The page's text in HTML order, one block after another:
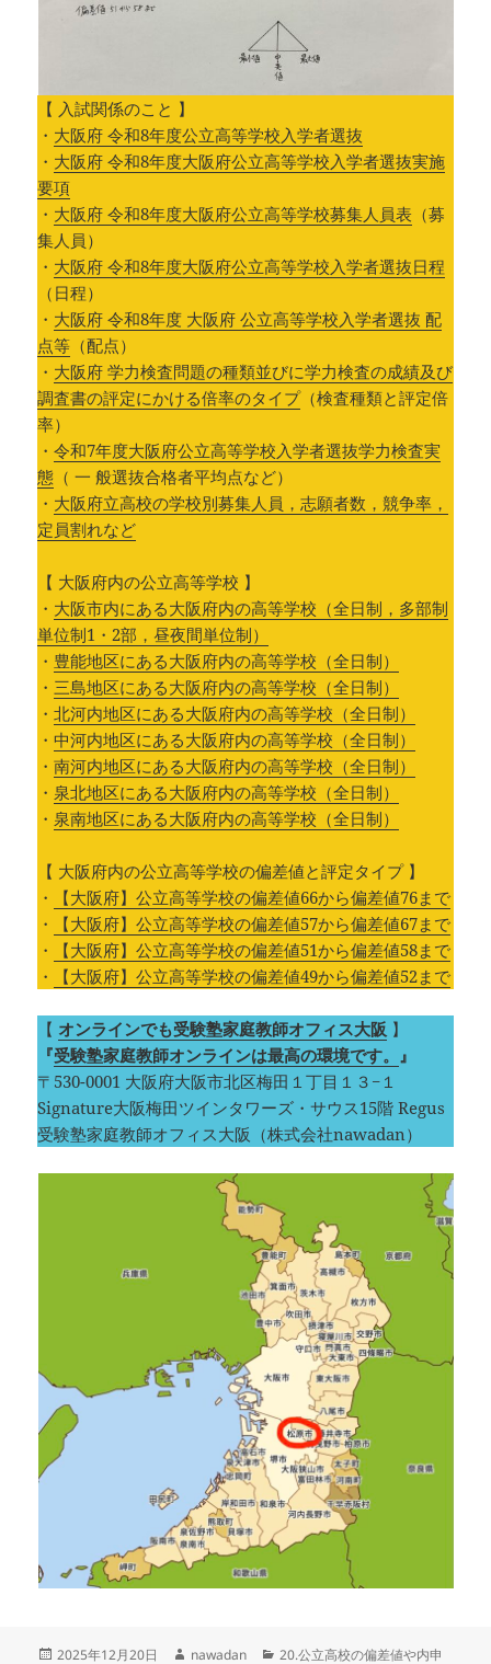
【 入試関係のこと 】
・ 大阪府 令和8年度公立高等学校入学者選抜
・ 大阪府 令和8年度大阪府公立高等学校入学者選抜実施
要項
・ 大阪府 令和8年度大阪府公立高等学校募集人員表 （募
集人員）
・ 大阪府 令和8年度大阪府公立高等学校入学者選抜日程
（日程）
・ 大阪府 令和8年度 大阪府 公立高等学校入学者選抜 配
点等 （配点）
・ 大阪府 学力検査問題の種類並びに学力検査の成績及び
調査書の評定にかける倍率のタイプ（検査種類と評定倍
率）
・令和7年度大阪府公立高等学校入学者選抜学力検査実
態 （ 一 般選抜合格者平均点など）
・ 大阪府立高校の学校別募集人員，志願者数，競争率，
定員割れなど
【 大阪府内の公立高等学校 】
・ 大阪市内にある大阪府内の高等学校（全日制，多部制
単位制1・2部，昼夜間単位制）
・ 豊能地区にある大阪府内の高等学校（全日制）
・三島地区にある大阪府内の高等学校（全日制）
・北河内地区にある大阪府内の高等学校（全日制）
・中河内地区にある大阪府内の高等学校（全日制）
・南河内地区にある大阪府内の高等学校（全日制）
・ 泉北地区にある大阪府内の高等学校（全日制）
・ 泉南地区にある大阪府内の高等学校（全日制）
【 大阪府内の公立高等学校の偏差値と評定タイプ 】
・
【大阪府】公立高等学校の偏差値66から偏差値76まで
・
【大阪府】公立高等学校の偏差値57から偏差値67まで
・
【大阪府】公立高等学校の偏差値51から偏差値58まで
・
【大阪府】公立高等学校の偏差値49から偏差値52まで
【 オンラインでも受験塾家庭教師オフィス大阪 】
『受験塾家庭教師オンラインは最高の環境です。 』
〒530-0001 大阪府大阪市北区梅田１丁目１３−１
Signature大阪梅田ツインタワーズ・サウス15階 Regus
受験塾家庭教師オフィス大阪（株式会社nawadan）
投
2025年12月20日 作
nawadan カ
20.公立高校の偏差値や内申